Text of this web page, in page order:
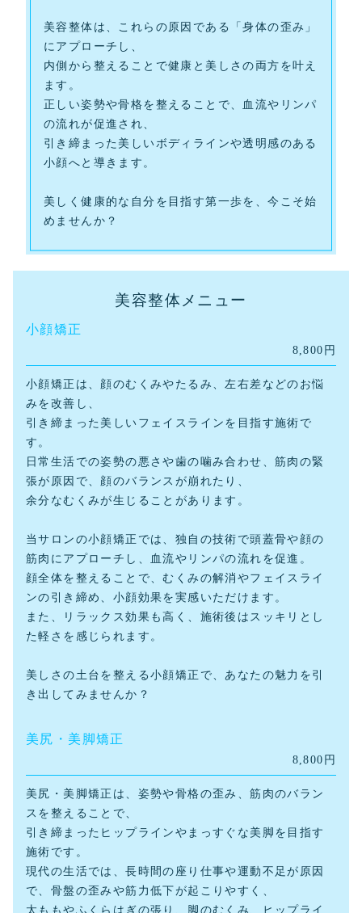
美容整体は、これらの原因である「身体の歪み」
にアプローチし、
内側から整えることで健康と美しさの両方を叶え
ます。
正しい姿勢や骨格を整えることで、血流やリンパ
の流れが促進され、
引き締まった美しいボディラインや透明感のある
小顔へと導きます。
美しく健康的な自分を目指す第一歩を、今こそ始
めませんか？
美容整体メニュー
小顔矯正
8,800円
小顔矯正は、顔のむくみやたるみ、左右差などのお悩
みを改善し、
引き締まった美しいフェイスラインを目指す施術で
す。
日常生活での姿勢の悪さや歯の噛み合わせ、筋肉の緊
張が原因で、顔のバランスが崩れたり、
余分なむくみが生じることがあります。
当サロンの小顔矯正では、独自の技術で頭蓋骨や顔の
筋肉にアプローチし、血流やリンパの流れを促進。
顔全体を整えることで、むくみの解消やフェイスライ
ンの引き締め、小顔効果を実感いただけます。
また、リラックス効果も高く、施術後はスッキリとし
た軽さを感じられます。
美しさの土台を整える小顔矯正で、あなたの魅力を引
き出してみませんか？
美尻・美脚矯正
8,800円
美尻・美脚矯正は、姿勢や骨格の歪み、筋肉のバラン
スを整えることで、
引き締まったヒップラインやまっすぐな美脚を目指す
施術です。
現代の生活では、長時間の座り仕事や運動不足が原因
で、骨盤の歪みや筋力低下が起こりやすく、
太ももやふくらはぎの張り、脚のむくみ、ヒップライ